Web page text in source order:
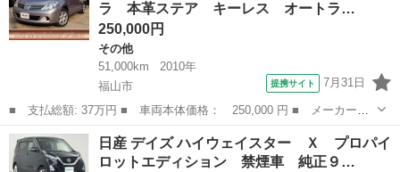
ー 全席パ...
ラ 本革ステア キーレス オートラ…
250,000円
その他
51,000km
2010年
福山市
提携サイト 7月31日
■ 支払総額: 37万円 ■ 車両本体価格： 250,000 円 ■ メーカー
名： 日産 ■ 車種名： ティーダ ■ グレード名： １５Ｍ 純正
ナビ バックカメラ 本革ステア キーレス オートライト ■ 排気
量： 1500...
広島 福山市 その他
日産 デイズ ハイウェイスター Ｘ プロパイ
ロットエディション 禁煙車 純正９…